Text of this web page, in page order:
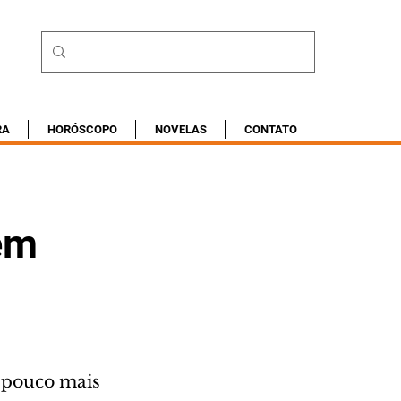
HORÓSCOPO NOVELAS CONTATO